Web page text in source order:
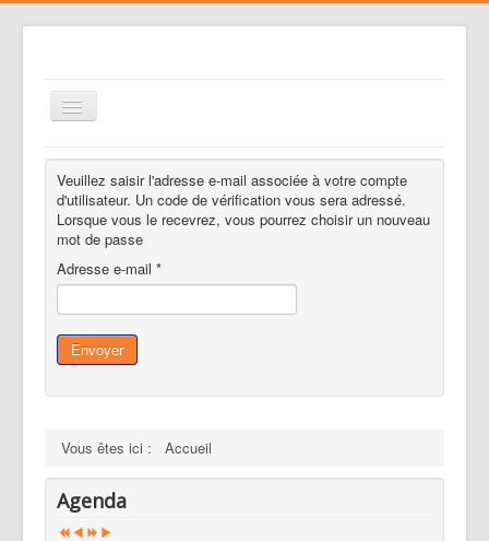
Basculer
la
Le club
Voler
Nos activités
Gestion des risques
Liens
Agenda
Veuillez saisir l'adresse e-mail associée à votre compte
d'utilisateur. Un code de vérification vous sera adressé.
Lorsque vous le recevrez, vous pourrez choisir un nouveau
mot de passe
Adresse e-mail *
Envoyer
Vous êtes ici : Accueil
Agenda